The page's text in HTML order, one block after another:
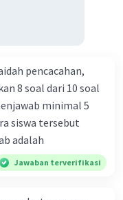
memiliki kegiatan
pinjam 23.
fungsi
dan
lembaga keuangan
rensumen 25.
21
pencacahan,
8 soal dari 10 soal
minimal 5
siswa tersebut
adalah
Jawaban terverifikasi